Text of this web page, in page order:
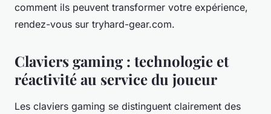
comment ils peuvent transformer votre expérience,
rendez-vous sur tryhard-gear.com.
Claviers gaming : technologie et
réactivité au service du joueur
Les claviers gaming se distinguent clairement des